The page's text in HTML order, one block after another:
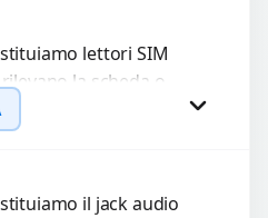
Preventivo
WhatsApp
lettori SIM
la scheda o
segnale. Utilizziamo
garantiti...
Preventivo
il jack audio